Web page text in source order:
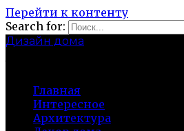
Перейти к контенту
Search for:
Дизайн дома
Главная
Интересное
Архитектура